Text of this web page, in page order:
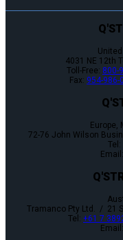
4031 NE 12th
Toll-Free: 800-
Fax: 954-986-
Europe,
72-76 John Wilson
Tel:
Email:
Tramanco Pty Ltd. / 21
Tel: +61 7
Email: